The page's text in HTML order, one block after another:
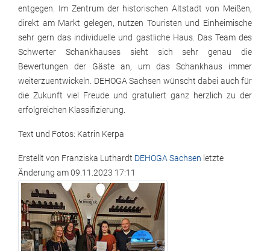
entgegen. Im Zentrum der historischen Altstadt von Meißen,
direkt am Markt gelegen, nutzen Touristen und Einheimische
sehr gern das individuelle und gastliche Haus. Das Team des
Schwerter Schankhauses sieht sich sehr genau die
Bewertungen der Gäste an, um das Schankhaus immer
weiterzuentwickeln. DEHOGA Sachsen wünscht dabei auch für
die Zukunft viel Freude und gratuliert ganz herzlich zu der
erfolgreichen Klassifizierung.
Text und Fotos: Katrin Kerpa
Erstellt von Franziska Luthardt DEHOGA Sachsen letzte
Änderung am09.11.2023 17:11